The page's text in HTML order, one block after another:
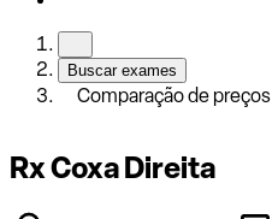
Buscar exames
Comparação de preços
Rx Coxa Direita